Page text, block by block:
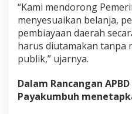
a
n
c
a
n
n
A
“Kami mendorong
menyesuaikan belanja,
pembiayaan daerah
harus diutamakan tanpa
publik,” ujarnya.
Dalam Rancangan
Payakumbuh